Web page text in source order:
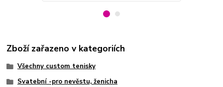
Zboží zařazeno v kategoriích
Všechny custom tenisky
Svatební -pro nevěstu, ženicha